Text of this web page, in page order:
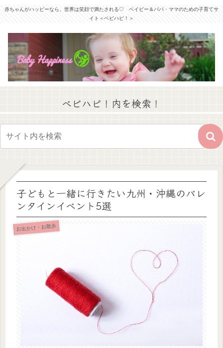
赤ちゃんがハッピーなら、世界は笑顔で満たされる♡ ベイビー＆パパ・ママのための子育てサ
イト＜ベビハピ！＞
ベビハピ！内を検索！
子どもと一緒に行きたい九州・沖縄のバレ
ンタインイベント5選
お出かけ・お散歩